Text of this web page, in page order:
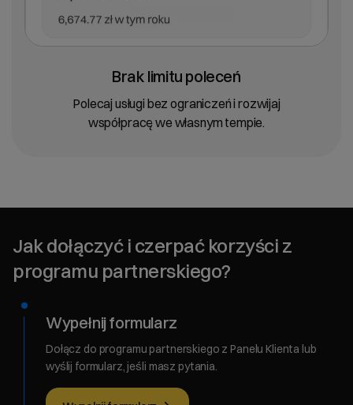
Brak limitu poleceń
Polecaj usługi bez ograniczeń i rozwijaj
współpracę we własnym tempie.
Jak dołączyć i czerpać korzyści z
programu partnerskiego?
Wypełnij formularz
Dołącz do programu partnerskiego z Panelu Klienta lub
wyślij formularz, jeśli masz pytania.